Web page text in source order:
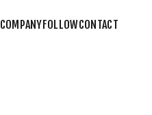
COMPANYFOLLOWCONTACT